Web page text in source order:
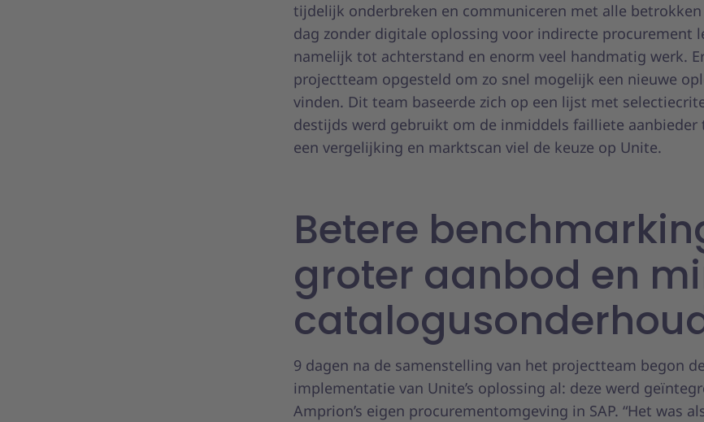
tijdelijk onderbreken en communiceren met alle
dag zonder digitale oplossing voor indirecte procurement
namelijk tot achterstand en enorm veel handmatig werk.
projectteam opgesteld om zo snel mogelijk een nieuwe
vinden. Dit team baseerde zich op een lijst met
destijds werd gebruikt om de inmiddels failliete aanbieder
een vergelijking en marktscan viel de keuze op Unite.
Betere
groter aanbod en
9 dagen na de samenstelling van het projectteam begon de
implementatie van Unite’s oplossing al: deze werd
Amprion’s eigen procurementomgeving in SAP. “Het was